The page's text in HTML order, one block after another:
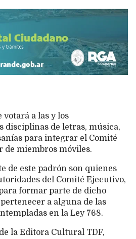
votará a las y los
disciplinas de letras, música,
para integrar el Comité
de miembros móviles.
de este padrón son quienes
del Comité Ejecutivo,
formar parte de dicho
a alguna de las
en la Ley 768.
la Editora Cultural TDF,